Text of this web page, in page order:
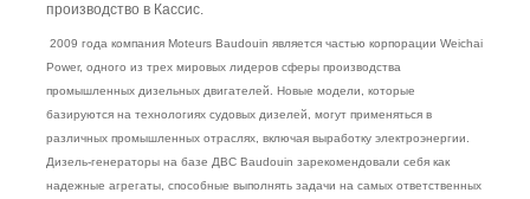
производство в Кассис.
2009 года компания Moteurs Baudouin является частью корпорации Weichai
Power, одного из трех мировых лидеров сферы производства
промышленных дизельных двигателей. Новые модели, которые
базируются на технологиях судовых дизелей, могут применяться в
различных промышленных отраслях, включая выработку электроэнергии.
Дизель-генераторы на базе ДВС Baudouin зарекомендовали себя как
надежные агрегаты, способные выполнять задачи на самых ответственных